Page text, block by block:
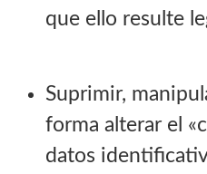
que ello resulte
Suprimir,
forma alterar el
datos